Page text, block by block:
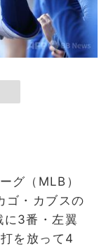
グ（MLB）
ゴ・カブスの
に3番・左翼
を放って4